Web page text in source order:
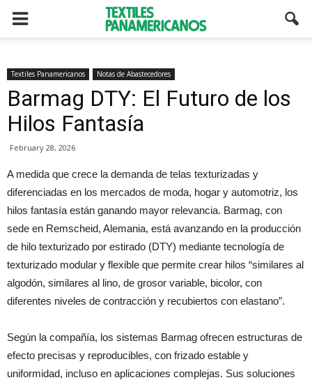
Textiles Panamericanos Notas de Abastecedores
Barmag DTY: El Futuro de los
Hilos Fantasía
February 28, 2026
A medida que crece la demanda de telas texturizadas y
diferenciadas en los mercados de moda, hogar y automotriz, los
hilos fantasía están ganando mayor relevancia. Barmag, con
sede en Remscheid, Alemania, está avanzando en la producción
de hilo texturizado por estirado (DTY) mediante tecnología de
texturizado modular y flexible que permite crear hilos “similares al
algodón, similares al lino, de grosor variable, bicolor, con
diferentes niveles de contracción y recubiertos con elastano”.
Según la compañía, los sistemas Barmag ofrecen estructuras de
efecto precisas y reproducibles, con frizado estable y
uniformidad, incluso en aplicaciones complejas. Sus soluciones